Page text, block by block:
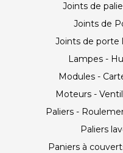
Joints de
Joints de
Joints de porte
Lampes -
Modules -
Moteurs -
Paliers -
Paliers
Paniers à